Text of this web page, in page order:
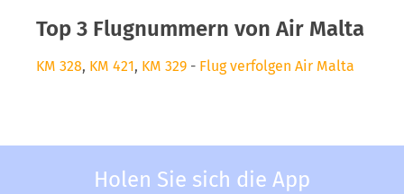
Top 3 Flugnummern von Air Malta
KM 328, KM 421, KM 329 - Flug verfolgen Air Malta
Holen Sie sich die App